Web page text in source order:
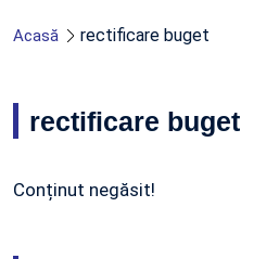
Acasă rectificare buget
rectificare buget
Conținut negăsit!